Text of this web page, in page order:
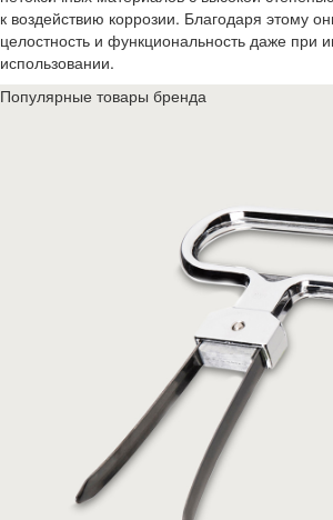
к воздействию коррозии. Благодаря этому
целостность и функциональность даже при
использовании.
Популярные товары бренда